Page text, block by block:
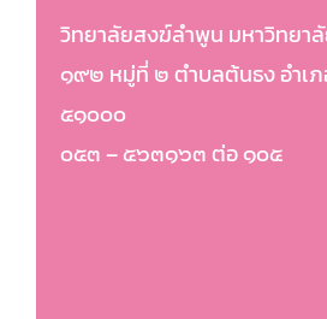
วิทยาลัยสงฆ์ลำพูน มหาวิทยา
๑๙๒ หมู่ที่ ๒ ตำบลต้นธง อำเ
๕๑๐๐๐
๐๕๓ – ๕๖๓๑๖๓ ต่อ ๑๐๕